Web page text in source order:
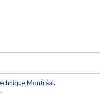
Montréal.
.